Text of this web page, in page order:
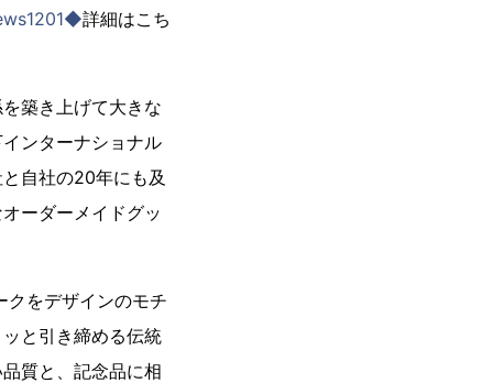
詳細はこち
築き上げて大きな
ンターナショナル
自社の20年にも及
ーダーメイドグッ
クをデザインのモチ
と引き締める伝統
質と、記念品に相